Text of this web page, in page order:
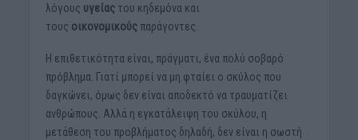
λόγους υγείαςτου κηδεμόνα και
τους οικονομικούςπαράγοντες.
Η επιθετικότητα είναι, πράγματι, ένα πολύ σοβαρό
πρόβλημα. Γιατί μπορεί να μη φταίει ο σκύλος που
δαγκώνει, όμως δεν είναι αποδεκτό να τραυματίζει
ανθρώπους. Αλλά η εγκατάλειψη του σκύλου, η
μετάθεση του προβλήματος δηλαδή, δεν είναι η σωστή